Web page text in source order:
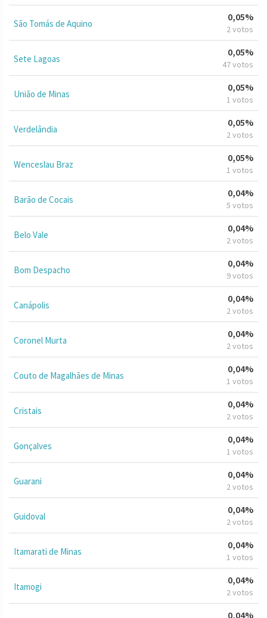
São Tomás de Aquino
0,05%
2 votos
Sete Lagoas
0,05%
47 votos
União de Minas
0,05%
1 votos
Verdelândia
0,05%
2 votos
Wenceslau Braz
0,05%
1 votos
Barão de Cocais
0,04%
5 votos
Belo Vale
0,04%
2 votos
Bom Despacho
0,04%
9 votos
Canápolis
0,04%
2 votos
Coronel Murta
0,04%
2 votos
Couto de Magalhães de Minas
0,04%
1 votos
Cristais
0,04%
2 votos
Gonçalves
0,04%
1 votos
Guarani
0,04%
2 votos
Guidoval
0,04%
2 votos
Itamarati de Minas
0,04%
1 votos
Itamogi
0,04%
2 votos
0,04%